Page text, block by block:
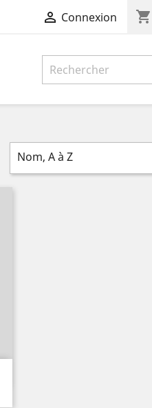
 Connexion shopping_cart
Nom, A à Z